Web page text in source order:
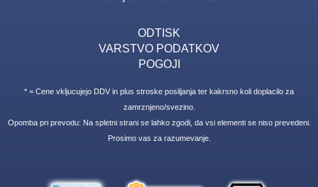
ODTISK
VARSTVO PODATKOV
POGOJI
* = Cene vkljucujejo DDV in plus stroske posiljanja ter kakrsno koli doplacilo za
zamrznjeno/svezino.
Opomba pri prevodu: Na spletni strani se lahko zgodi, da vsi elementi se niso prevedeni.
Prosimo vas za razumevanje.